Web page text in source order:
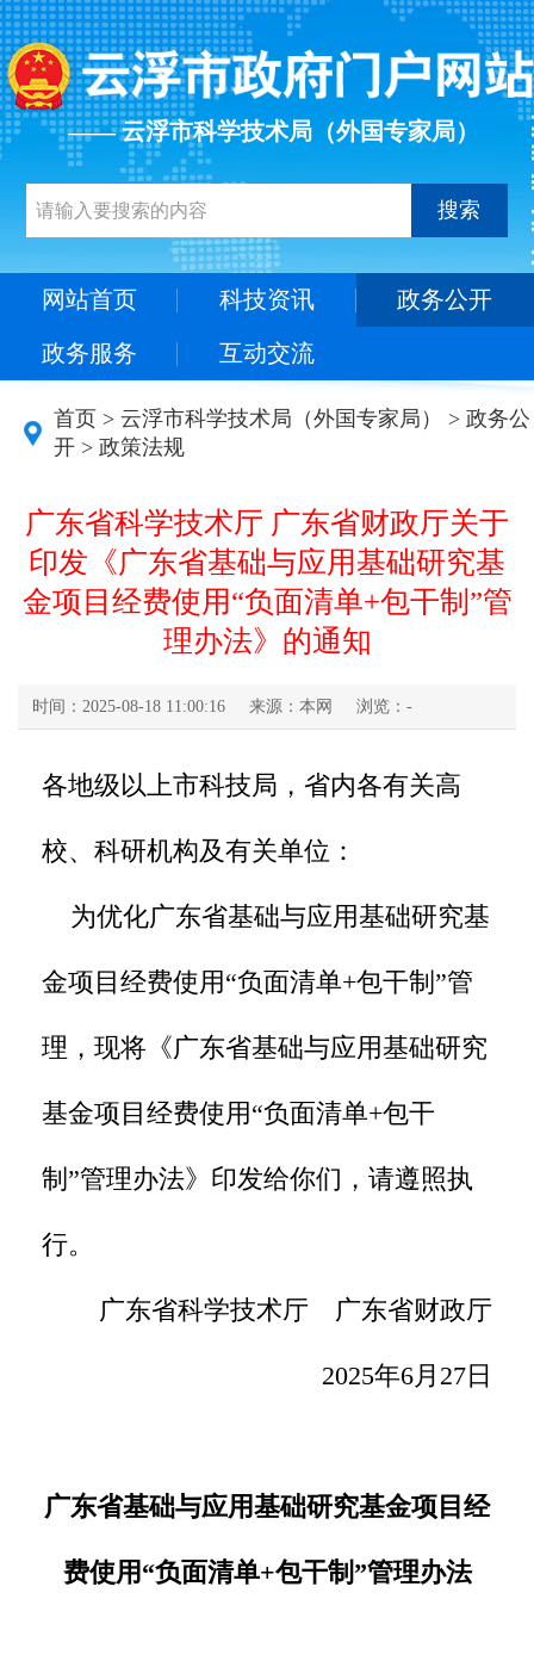
—— 云浮市科学技术局（外国专家局）
搜索
网站首页 科技资讯 政务公开
政务服务 互动交流
首页 > 云浮市科学技术局（外国专家局） > 政务公
开 > 政策法规
广东省科学技术厅 广东省财政厅关于
印发《广东省基础与应用基础研究基
金项目经费使用“负面清单+包干制”管
理办法》的通知
时间：2025-08-18 11:00:16 来源：本网 浏览： -
各地级以上市科技局，省内各有关高
校、科研机构及有关单位：
为优化广东省基础与应用基础研究基
金项目经费使用“负面清单+包干制”管
理，现将《广东省基础与应用基础研究
基金项目经费使用“负面清单+包干
制”管理办法》印发给你们，请遵照执
行。
广东省科学技术厅 广东省财政厅
2025年6月27日
广东省基础与应用基础研究基金项目经
费使用 “负面清单+包干制 ”管理办法